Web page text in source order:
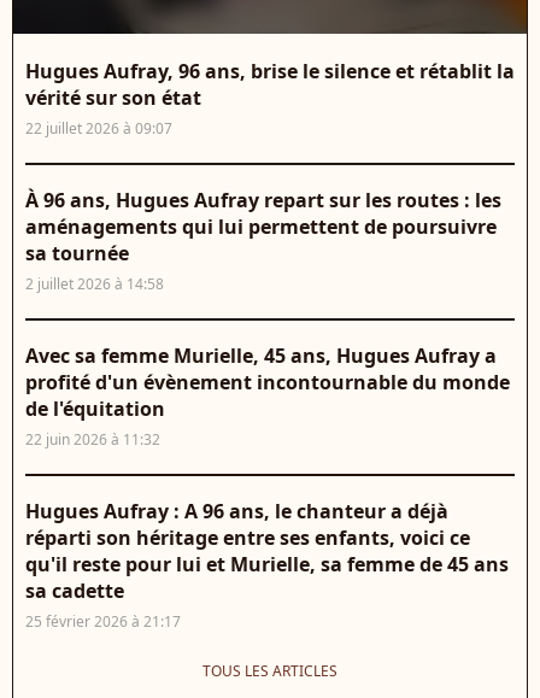
Hugues Aufray, 96 ans, brise le silence et rétablit la
vérité sur son état
22 juillet 2026 à 09:07
À 96 ans, Hugues Aufray repart sur les routes : les
aménagements qui lui permettent de poursuivre
sa tournée
2 juillet 2026 à 14:58
Avec sa femme Murielle, 45 ans, Hugues Aufray a
profité d'un évènement incontournable du monde
de l'équitation
22 juin 2026 à 11:32
Hugues Aufray : A 96 ans, le chanteur a déjà
réparti son héritage entre ses enfants, voici ce
qu'il reste pour lui et Murielle, sa femme de 45 ans
sa cadette
25 février 2026 à 21:17
TOUS LES ARTICLES